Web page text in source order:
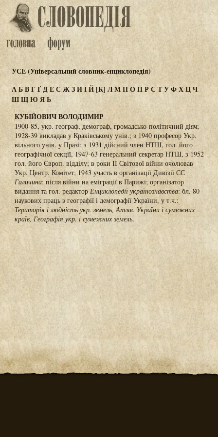
УСЕ (Універсальний словник-енциклопедія)
АБВГҐДЕЄ ЖЗИІЙ [К] ЛМНОПР СТУФХЦЧ
ШЩЮЯЬ
КУБІЙОВИЧ ВОЛОДИМИР
1900-85, укр. географ, демограф, громадсько-політичний діяч;
1928-39 викладав у Краківському унів.; з 1940 професор Укр.
вільного унів. у Празі; з 1931 дійсний член НТШ, гол. його
географічної секції, 1947-63 генеральний секретар НТШ, з 1952
гол. його Європ. відділу; в роки II Світової війни очолював
Укр. Центр. Комітет; 1943 участь в організації Дивізії СС
Галичина; після війни на еміграції в Парижі; організатор
видання та гол. редакторЕнциклопедії українознавства: бл. 80
наукових праць з географії і демографії України, у т.ч.:
Територія і людність укр. земель, Атлас України і сумежних
країв, Географія укр. і сумежних земель.